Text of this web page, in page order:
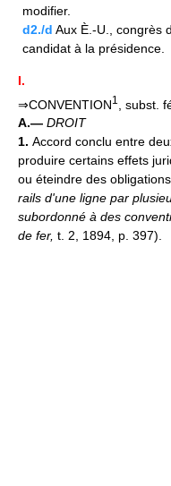
modifier.
d2./d Aux È.-U., congrès
candidat à la présidence.
I.
⇒CONVENTION1
, subst.
A.— DROIT
1. Accord conclu entre
produire certains effets
ou éteindre des
rails d'une ligne par
subordonné à des
de fer, t. 2, 1894, p. 397).